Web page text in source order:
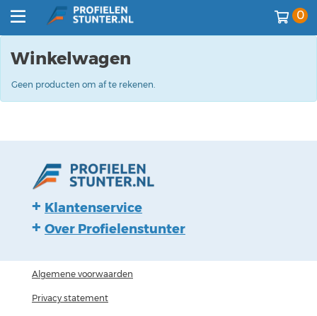
0
Winkelwagen
Geen producten om af te rekenen.
Klantenservice
Over Profielenstunter
Algemene voorwaarden
Privacy statement